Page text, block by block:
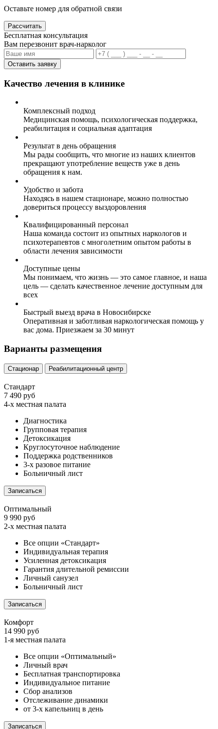
Оставьте номер для обратной связи
Рассчитать
Бесплатная консультация
Вам перезвонит врач-нарколог
Оставить заявку
Качество лечения в клинике
Комплексный подход
Медицинская помощь, психологическая поддержка,
реабилитация и социальная адаптация
Результат в день обращения
Мы рады сообщить, что многие из наших клиентов
прекращают употребление веществ уже в день
обращения к нам.
Удобство и забота
Находясь в нашем стационаре, можно полностью
довериться процессу выздоровления
Квалифицированный персонал
Наша команда состоит из опытных наркологов и
психотерапевтов с многолетним опытом работы в
области лечения зависимости
Доступные цены
Мы понимаем, что жизнь — это самое главное, и наша
цель — сделать качественное лечение доступным для
всех
Быстрый выезд врача в Новосибирске
Оперативная и заботливая наркологическая помощь у
вас дома. Приезжаем за 30 минут
Варианты размещения
Стационар Реабилитационный центр
Стандарт
7 490 руб
4-х местная палата
Диагностика
Групповая терапия
Детоксикация
Круглосуточное наблюдение
Поддержка родственников
3-х разовое питание
Больничный лист
Записаться
Оптимальный
9 990 руб
2-х местная палата
Все опции «Стандарт»
Индивидуальная терапия
Усиленная детоксикация
Гарантия длительной ремиссии
Личный санузел
Больничный лист
Записаться
Комфорт
14 990 руб
1-я местная палата
Все опции «Оптимальный»
Личный врач
Бесплатная транспортировка
Индивидуальное питание
Сбор анализов
Отслеживание динамики
от 3-х капельниц в день
Записаться